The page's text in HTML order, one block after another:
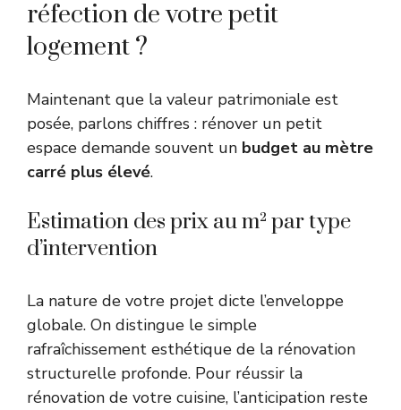
réfection de votre petit
logement ?
Maintenant que la valeur patrimoniale est
posée, parlons chiffres : rénover un petit
espace demande souvent un budget au mètre
carré plus élevé.
Estimation des prix au m² par type
d’intervention
La nature de votre projet dicte l’enveloppe
globale. On distingue le simple
rafraîchissement esthétique de la rénovation
structurelle profonde. Pour réussir la
rénovation de votre cuisine, l’anticipation reste